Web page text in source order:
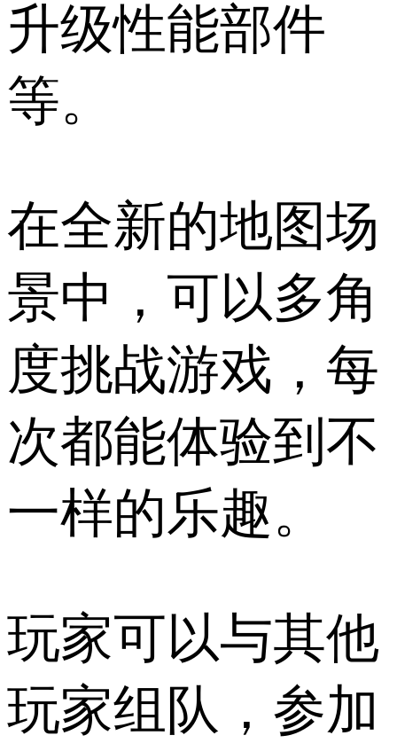
升级性能部件
等。
在全新的地图场
景中，可以多角
度挑战游戏，每
次都能体验到不
一样的乐趣。
玩家可以与其他
玩家组队，参加